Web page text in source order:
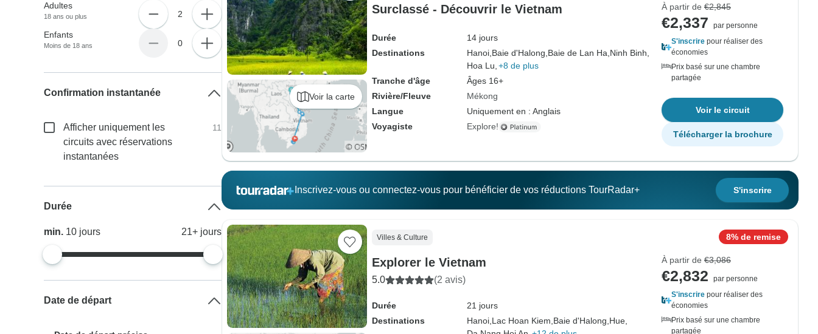
Voir la carte
Surclassé - Découvrir le Vietnam
Durée
14 jours
Destinations
Hanoi, Baie d'Halong, Baie de Lan Ha, Ninh Binh,
Hoa Lu, +8 de plus
Tranche d'âge
Âges 16+
Rivière/Fleuve
Mékong
Langue
Uniquement en : Anglais
Voyagiste
Explore!
À partir de €2,845
€2,337
par personne
S'inscrire pour réaliser des
économies
Prix basé sur une chambre
partagée
Voir le circuit
Télécharger la brochure
Inscrivez-vous ou connectez-vous pour bénéficier de vos réductions TourRadar+ S'inscrire
Villes & Culture
Explorer le Vietnam
5.0 (2 avis)
Durée
21 jours
Destinations
Hanoi, Lac Hoan Kiem, Baie d'Halong, Hue,
8% de remise
À partir de €3,086
€2,832
par personne
S'inscrire pour réaliser des
économies
Prix basé sur une chambre
partagée
Adultes
18 ans ou plus 2
Enfants
Moins de 18 ans 0
Confirmation instantanée
Afficher uniquement les
circuits avec réservations
instantanées
11
Durée
min. 10 jours 21+ jours
Date de départ